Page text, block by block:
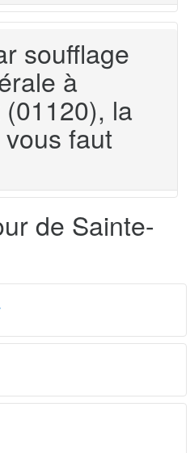
soufflage
à
la
faut
de Sainte-